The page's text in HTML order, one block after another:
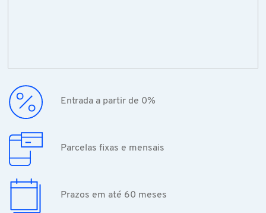
Entrada a partir de 0%
Parcelas fixas e mensais
Prazos em até 60 meses